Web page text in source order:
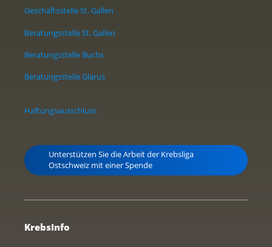
Geschäftsstelle St. Gallen
Beratungsstelle St. Gallen
Beratungsstelle Buchs
Beratungsstelle Glarus
Haftungsausschluss
Unterstützen Sie die Arbeit der Krebsliga
Ostschweiz mit einer Spende
KrebsInfo